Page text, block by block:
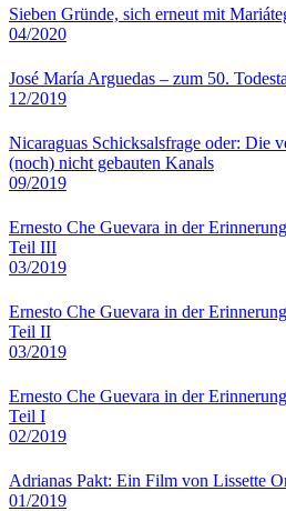
Sieben Gründe, sich erneut mit
04/2020
José María Arguedas – zum 50.
12/2019
Nicaraguas Schicksalsfrage oder: Die
(noch) nicht gebauten Kanals
09/2019
Ernesto Che Guevara in der
Teil III
03/2019
Ernesto Che Guevara in der
Teil II
03/2019
Ernesto Che Guevara in der
Teil I
02/2019
Adrianas Pakt: Ein Film von Lissette
01/2019